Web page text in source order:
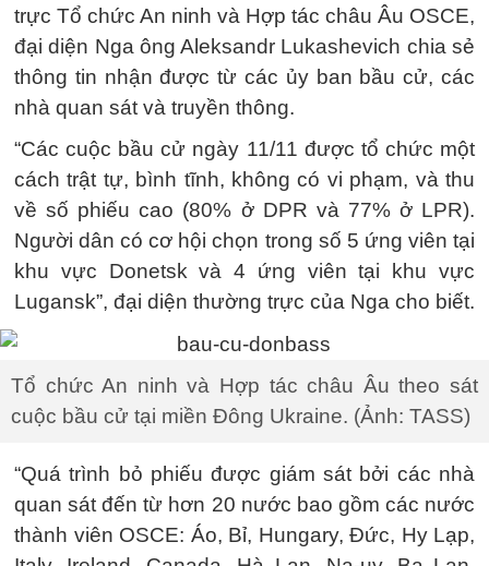
trực Tổ chức An ninh và Hợp tác châu Âu OSCE,
đại diện Nga ông Aleksandr Lukashevich chia sẻ
thông tin nhận được từ các ủy ban bầu cử, các
nhà quan sát và truyền thông.
“Các cuộc bầu cử ngày 11/11 được tổ chức một
cách trật tự, bình tĩnh, không có vi phạm, và thu
về số phiếu cao (80% ở DPR và 77% ở LPR).
Người dân có cơ hội chọn trong số 5 ứng viên tại
khu vực Donetsk và 4 ứng viên tại khu vực
Lugansk”, đại diện thường trực của Nga cho biết.
Tổ chức An ninh và Hợp tác châu Âu theo sát
cuộc bầu cử tại miền Đông Ukraine. (Ảnh: TASS)
“Quá trình bỏ phiếu được giám sát bởi các nhà
quan sát đến từ hơn 20 nước bao gồm các nước
thành viên OSCE: Áo, Bỉ, Hungary, Đức, Hy Lạp,